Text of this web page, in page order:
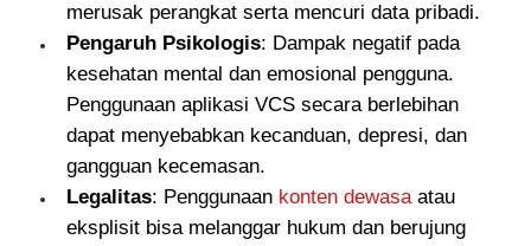
merusak perangkat serta mencuri data pribadi.
Pengaruh Psikologis: Dampak negatif pada
kesehatan mental dan emosional pengguna.
Penggunaan aplikasi VCS secara berlebihan
dapat menyebabkan kecanduan, depresi, dan
gangguan kecemasan.
Legalitas: Penggunaan konten dewasaatau
eksplisit bisa melanggar hukum dan berujung